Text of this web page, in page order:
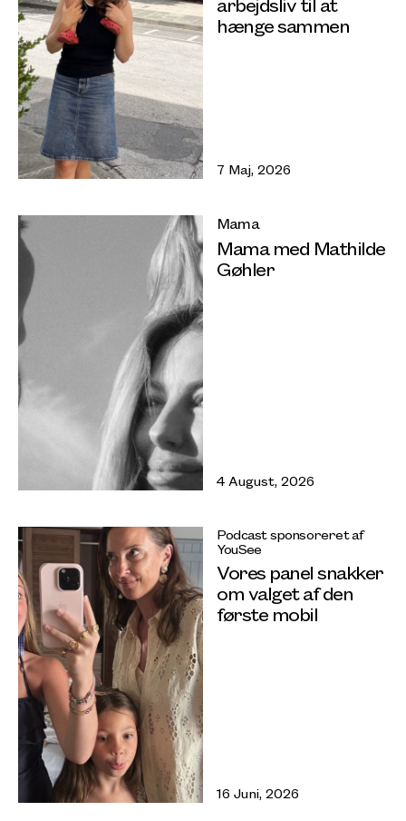
hænge sammen
7 Maj, 2026
Mama
Mama med Mathilde
Gøhler
4 August, 2026
Podcast sponsoreret af
YouSee
Vores panel snakker
om valget af den
første mobil
16 Juni, 2026